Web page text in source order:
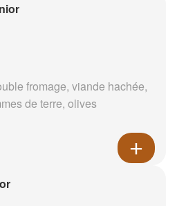
fromage, viande hachée,
de terre, olives